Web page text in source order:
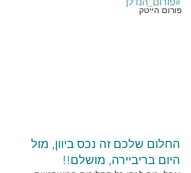
פורום הייטק
החלום שלכם זה נכס ביוון, מול
היום בריביירה, מושלם!!